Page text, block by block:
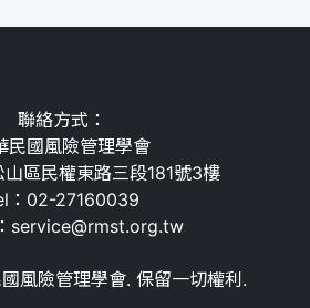
聯絡方式：
民國風險管理學會
區民權東路三段181號3樓
：02-27160039
service@rmst.org.tw
風險管理學會. 保留一切權利.